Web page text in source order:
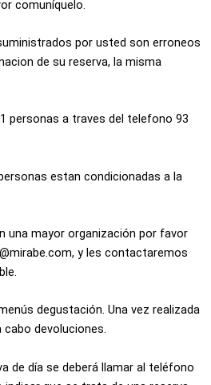
comuníquelo.
por usted son erroneos
de su reserva, la misma
personas a traves del telefono 93
estan condicionadas a la
una mayor organización por favor
y les contactaremos
degustación. Una vez realizada
cabo devoluciones.
de día se deberá llamar al teléfono